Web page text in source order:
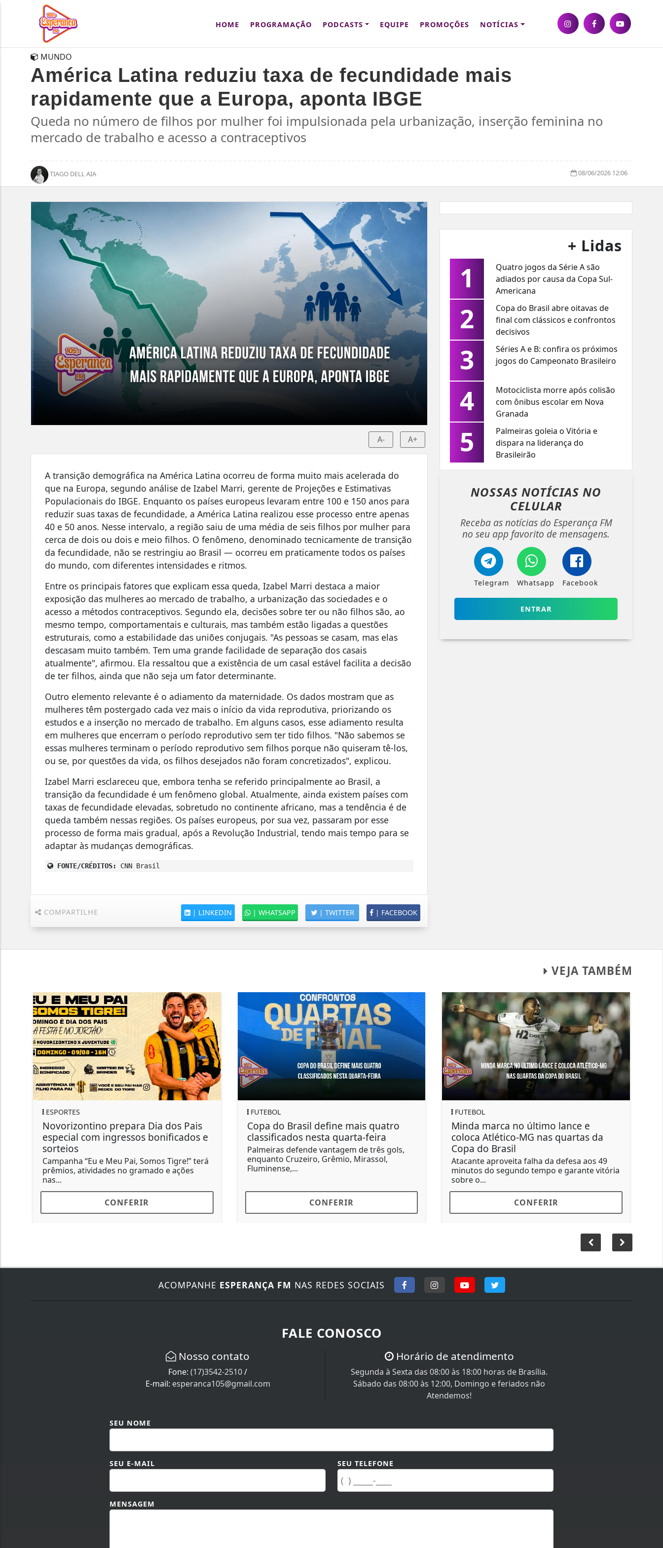
HOME PROGRAMAÇÃO PODCASTS EQUIPE PROMOÇÕES NOTÍCIAS
MUNDO
América Latina reduziu taxa de fecundidade mais
rapidamente que a Europa, aponta IBGE
Queda no número de filhos por mulher foi impulsionada pela urbanização, inserção feminina no
mercado de trabalho e acesso a contraceptivos
TIAGO DELL AIA 08/06/2026 12:06
A- A+
A transição demográfica na América Latina ocorreu de forma muito mais acelerada do
que na Europa, segundo análise de Izabel Marri, gerente de Projeções e Estimativas
Populacionais do IBGE. Enquanto os países europeus levaram entre 100 e 150 anos para
reduzir suas taxas de fecundidade, a América Latina realizou esse processo entre apenas
40 e 50 anos. Nesse intervalo, a região saiu de uma média de seis filhos por mulher para
cerca de dois ou dois e meio filhos. O fenômeno, denominado tecnicamente de transição
da fecundidade, não se restringiu ao Brasil — ocorreu em praticamente todos os países
do mundo, com diferentes intensidades e ritmos.
Entre os principais fatores que explicam essa queda, Izabel Marri destaca a maior
exposição das mulheres ao mercado de trabalho, a urbanização das sociedades e o
acesso a métodos contraceptivos. Segundo ela, decisões sobre ter ou não filhos são, ao
mesmo tempo, comportamentais e culturais, mas também estão ligadas a questões
estruturais, como a estabilidade das uniões conjugais. "As pessoas se casam, mas elas
descasam muito também. Tem uma grande facilidade de separação dos casais
atualmente", afirmou. Ela ressaltou que a existência de um casal estável facilita a decisão
de ter filhos, ainda que não seja um fator determinante.
Outro elemento relevante é o adiamento da maternidade. Os dados mostram que as
mulheres têm postergado cada vez mais o início da vida reprodutiva, priorizando os
estudos e a inserção no mercado de trabalho. Em alguns casos, esse adiamento resulta
em mulheres que encerram o período reprodutivo sem ter tido filhos. "Não sabemos se
essas mulheres terminam o período reprodutivo sem filhos porque não quiseram tê-los,
ou se, por questões da vida, os filhos desejados não foram concretizados", explicou.
Izabel Marri esclareceu que, embora tenha se referido principalmente ao Brasil, a
transição da fecundidade é um fenômeno global. Atualmente, ainda existem países com
taxas de fecundidade elevadas, sobretudo no continente africano, mas a tendência é de
queda também nessas regiões. Os países europeus, por sua vez, passaram por esse
processo de forma mais gradual, após a Revolução Industrial, tendo mais tempo para se
adaptar às mudanças demográficas.
FONTE/CRÉDITOS: CNN Brasil
COMPARTILHE | FACEBOOK
| TWITTER
| WHATSAPP
| LINKEDIN
+ Lidas
1
Quatro jogos da Série A são
adiados por causa da Copa Sul-
Americana
2
Copa do Brasil abre oitavas de
final com clássicos e confrontos
decisivos
3
Séries A e B: confira os próximos
jogos do Campeonato Brasileiro
4
Motociclista morre após colisão
com ônibus escolar em Nova
Granada
5
Palmeiras goleia o Vitória e
dispara na liderança do
Brasileirão
NOSSAS NOTÍCIASNO
CELULAR
Receba as notícias do Esperança FM
no seu app favorito de mensagens.
Telegram Whatsapp Facebook
ENTRAR
VEJA TAMBÉM
prepara Dia dos Pais
ingressos bonificados e
e Meu Pai, Somos Tigre!” terá
no gramado e ações
Copa do Brasil define mais quatro
classificados nesta quarta-feira
Palmeiras defende vantagem de três gols,
enquanto Cruzeiro, Grêmio, Mirassol,
Fluminense,...
Minda marca no último lance e
coloca Atlético-MG nas quartas da
Copa do Brasil
Atacante aproveita falha da defesa aos 49
minutos do segundo tempo e garante vitória
Neymar entra no
assistência e Santos
por 1 a 0, no Mangueirão, e
ACOMPANHE ESPERANÇA FM NAS REDES SOCIAIS
FALE CONOSCO
Nosso contato
Fone:(17)3542-2510/
E-mail: esperanca105@gmail.com
Horário de atendimento
Segunda à Sexta das 08:00 às 18:00 horas de Brasília.
Sábado das 08:00 às 12:00, Domingo e feriados não
Atendemos!
SEU NOME
SEU E-MAIL SEU TELEFONE
MENSAGEM